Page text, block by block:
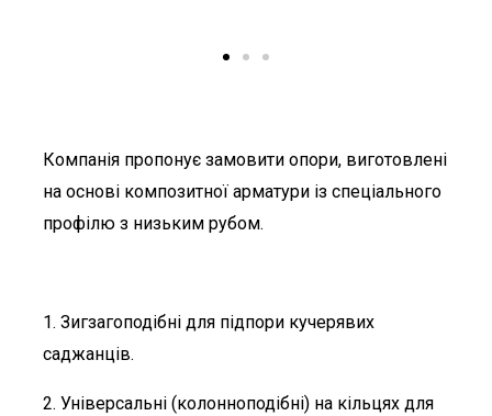
Компанія пропонує замовити опори, виготовлені
на основі композитної арматури із спеціального
профілю з низьким рубом.
1. Зигзагоподібні для підпори кучерявих
саджанців.
2. Універсальні (колонноподібні) на кільцях для